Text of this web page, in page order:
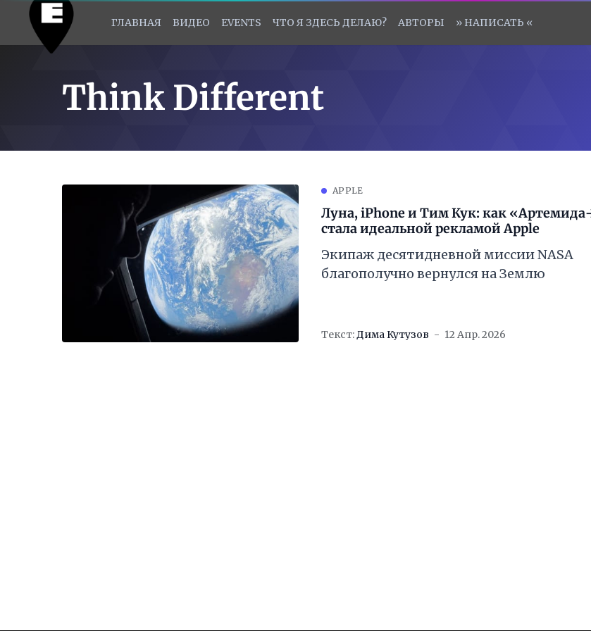
ГЛАВНАЯ ВИДЕО EVENTS ЧТО Я ЗДЕСЬ ДЕЛАЮ? АВТОРЫ » НАПИСАТЬ «
Think Different
APPLE
Луна, iPhone и Тим Кук: как
стала идеальной рекламой Apple
Экипаж десятидневной миссии NASA
благополучно вернулся на Землю
Текст:Дима Кутузов 12 Апр. 2026